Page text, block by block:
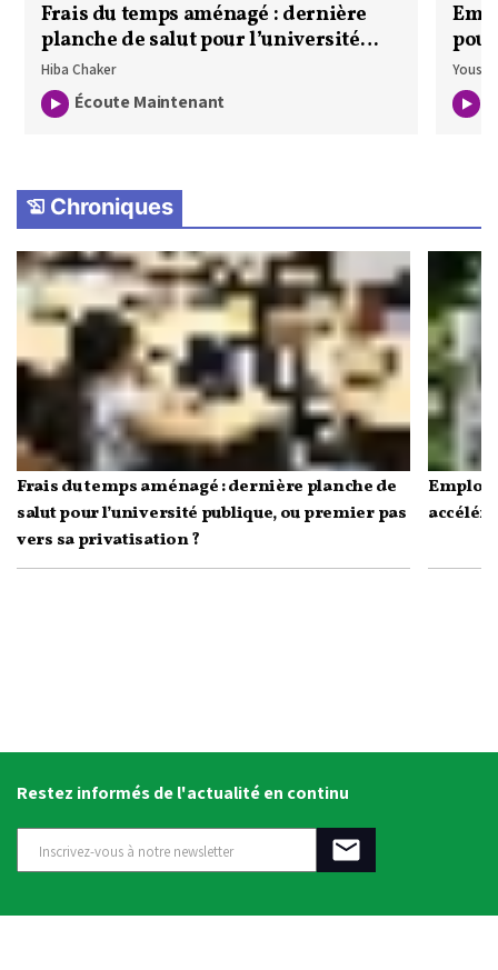
Frais du temps aménagé : dernière
planche de salut pour l’université
publique, ou premier pas vers sa
privatisation ?
Hiba Chaker
Écoute Maintenant
Chroniques
Frais du temps aménagé : dernière planche de
salut pour l’université publique, ou premier pas
vers sa privatisation ?
Emploi
Restez informés de l'actualité en continu